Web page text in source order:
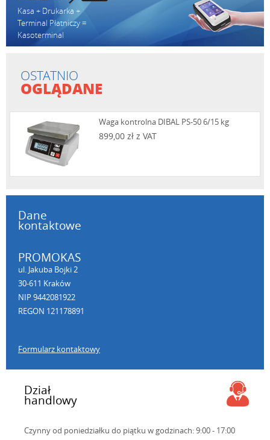
Kasa + Drukarka +
Terminal Płatniczy =
Kasoterminal
OSTATNIO
OGLĄDANE
Waga kontrolna DIBAL PS-50 6/15 kg
899,00 zł z VAT
Dane
kontaktowe
PROMOKAS
ul. Jakuba Bojki 2
30-611 Kraków
NIP 9442081922
REGON 121178891
Formularz kontaktowy
Dział
handlowy
Czynny od poniedziałku do piątku w godzinach: 9:00 - 17:00